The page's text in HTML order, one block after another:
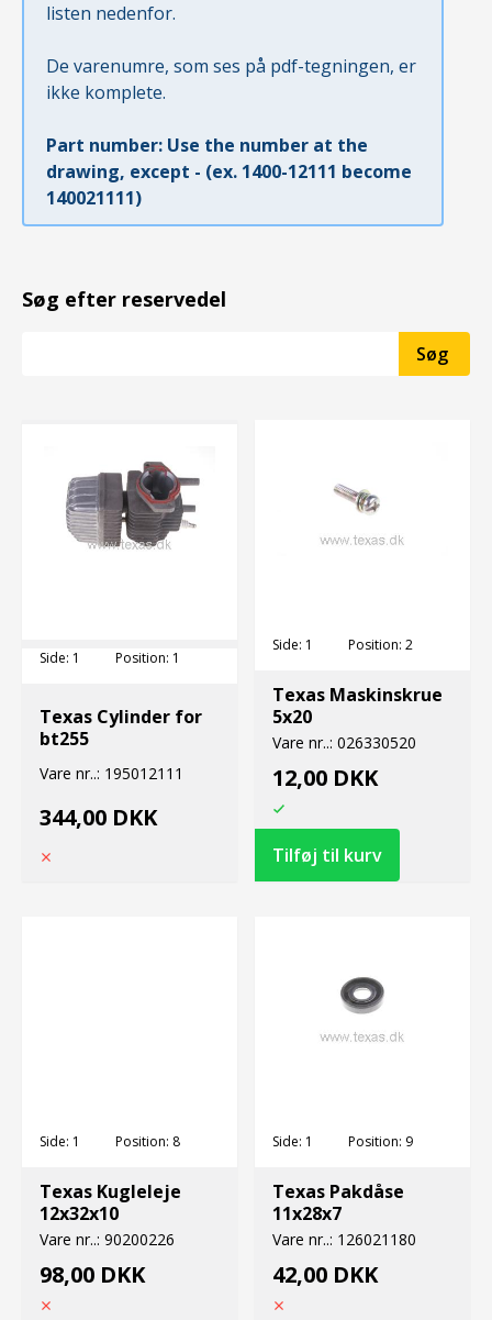
listen nedenfor.
De varenumre, som ses på pdf-tegningen, er
ikke komplete.
Part number: Use the number at the
drawing, except - (ex. 1400-12111 become
140021111)
Søg efter reservedel
Side: 1 Position: 1
Texas Cylinder for
bt255
Vare nr..: 195012111
344,00 DKK
Side: 1 Position: 2
Texas Maskinskrue
5x20
Vare nr..: 026330520
12,00 DKK
Side: 1 Position: 8
Texas Kugleleje
12x32x10
Vare nr..: 90200226
98,00 DKK
Side: 1 Position: 9
Texas Pakdåse
11x28x7
Vare nr..: 126021180
42,00 DKK